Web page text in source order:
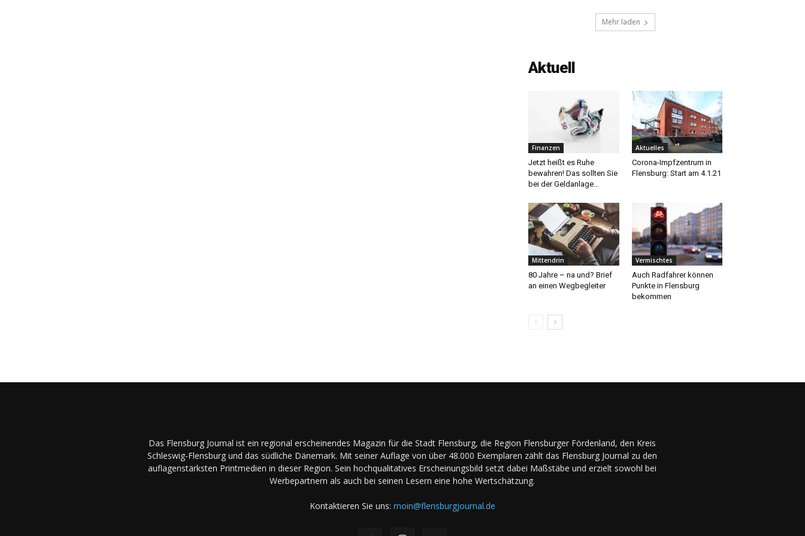
Mehr laden
Aktuell
Finanzen
Jetzt heißt es Ruhe
bewahren! Das sollten Sie
bei der Geldanlage...
Aktuelles
Corona-Impfzentrum in
Flensburg: Start am 4.1.21
Mittendrin
80 Jahre – na und? Brief
an einen Wegbegleiter
Vermischtes
Auch Radfahrer können
Punkte in Flensburg
bekommen
Das Flensburg Journal ist ein regional erscheinendes Magazin für die Stadt Flensburg, die Region Flensburger Fördenland, den Kreis
Schleswig-Flensburg und das südliche Dänemark. Mit seiner Auflage von über 48.000 Exemplaren zählt das Flensburg Journal zu den
auflagenstärksten Printmedien in dieser Region. Sein hochqualitatives Erscheinungsbild setzt dabei Maßstäbe und erzielt sowohl bei
Werbepartnern als auch bei seinen Lesern eine hohe Wertschätzung.
Kontaktieren Sie uns: moin@flensburgjournal.de